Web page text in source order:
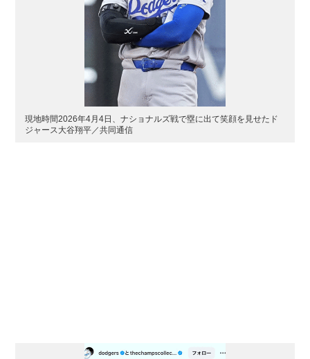
現地時間2026年4月4日、ナショナルズ戦で塁に出て笑顔を見せたド
ジャース大谷翔平／共同通信